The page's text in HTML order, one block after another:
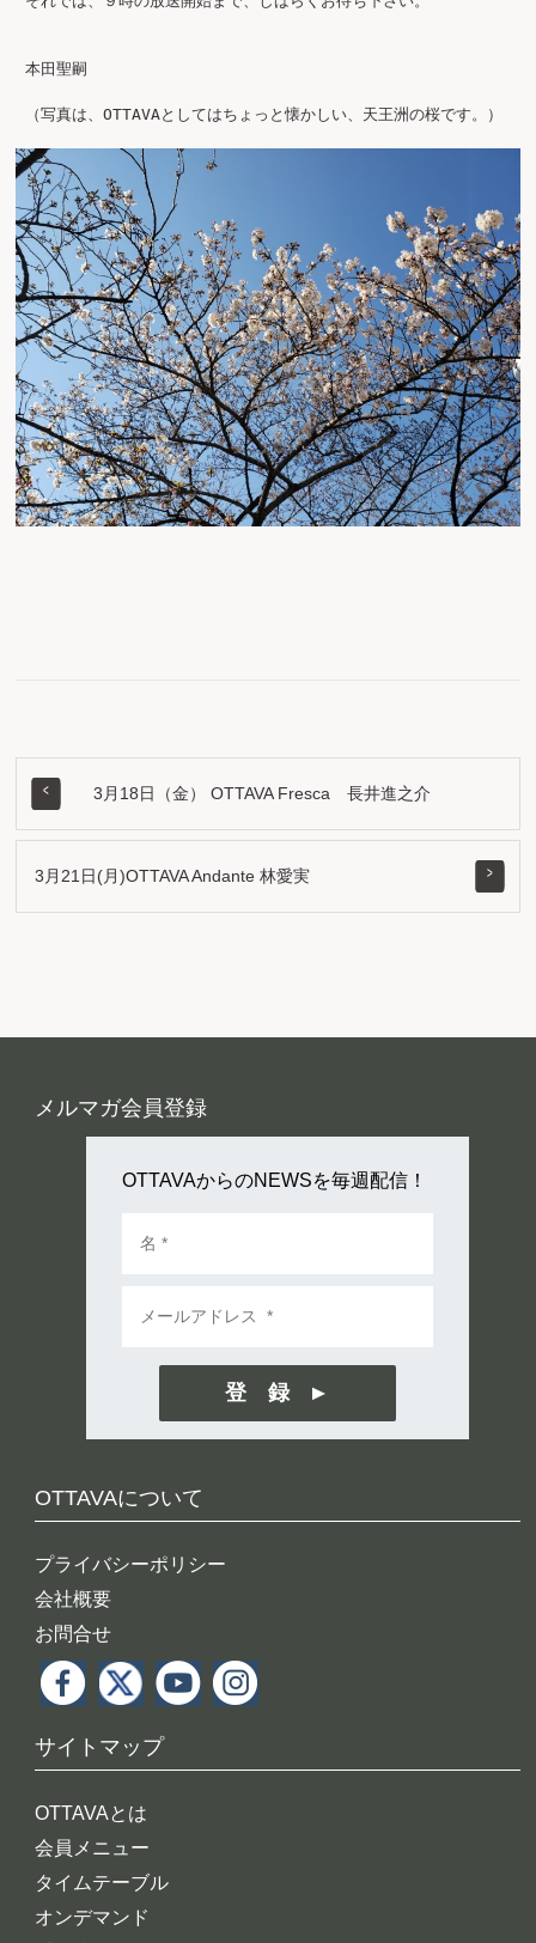
本田聖嗣
3月18日（金） OTTAVA Fresca 長井進之介
3月21日(月)OTTAVA Andante 林愛実
OTTAVAについて
プライバシーポリシー
会社概要
お問合せ
サイトマップ
OTTAVAとは
会員メニュー
タイムテーブル
オンデマンド
メルマガ会員登録
OTTAVAからのNEWSを毎週配信！
登 録